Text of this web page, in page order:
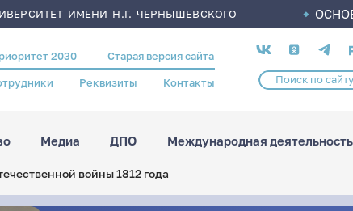
ИМЕНИ Н.Г. ЧЕРНЫШЕВСКОГО
2030 Старая версия сайта
Реквизиты Контакты
Социальные
сети
Медиа ДПО Международная деятельность
войны 1812 года